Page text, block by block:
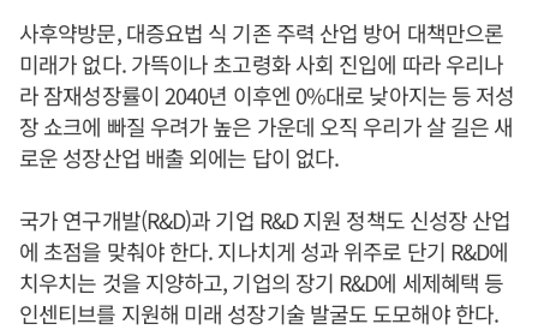
사후약방문, 대증요법 식 기존 주력 산업 방어 대책만으론
미래가 없다. 가뜩이나 초고령화 사회 진입에 따라 우리나
라 잠재성장률이 2040년 이후엔 0%대로 낮아지는 등 저성
장 쇼크에 빠질 우려가 높은 가운데 오직 우리가 살 길은 새
로운 성장산업 배출 외에는 답이 없다.
국가 연구개발(R&D)과 기업 R&D 지원 정책도 신성장 산업
에 초점을 맞춰야 한다. 지나치게 성과 위주로 단기 R&D에
치우치는 것을 지양하고, 기업의 장기 R&D에 세제혜택 등
인센티브를 지원해 미래 성장기술 발굴도 도모해야 한다.